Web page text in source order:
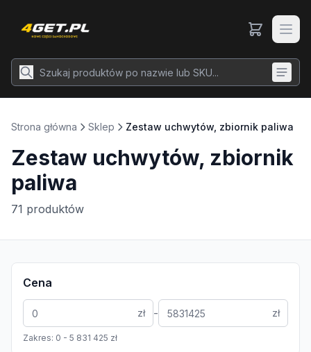
Strona główna Sklep Zestaw uchwytów, zbiornik paliwa
Zestaw uchwytów, zbiornik
paliwa
71 produktów
Cena
zł - zł
Zakres: 0 - 5 831 425 zł